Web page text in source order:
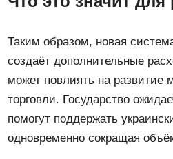
Таким образом, новая
создаёт дополнительные
может повлиять на развитие
торговли. Государство
помогут поддержать
одновременно сокращая